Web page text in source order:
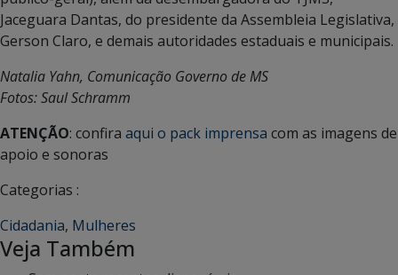
Jaceguara Dantas, do presidente da Assembleia Legislativa,
Gerson Claro, e demais autoridades estaduais e municipais.
Natalia Yahn, Comunicação Governo de MS
Fotos: Saul Schramm
ATENÇÃO: confira aqui o pack imprensa com as imagens de
apoio e sonoras
Categorias :
Cidadania, Mulheres
Veja Também